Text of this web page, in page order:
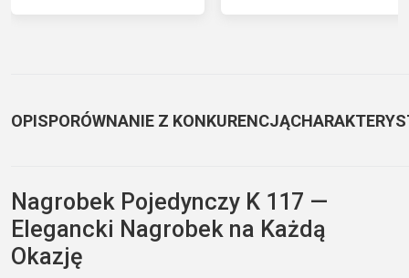
OPISPORÓWNANIE Z KONKURENCJĄ
Nagrobek Pojedynczy K 117 —
Elegancki Nagrobek na Każdą
Okazję